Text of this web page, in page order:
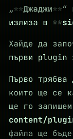
„
Джаджи
“
излиза в
Хайде да
първи plugin
Първо трябва
които ще се
ще го
content/
файла ще